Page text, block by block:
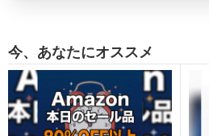
今、あなたにオススメ